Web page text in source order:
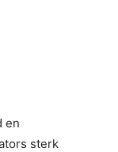
en
sterk